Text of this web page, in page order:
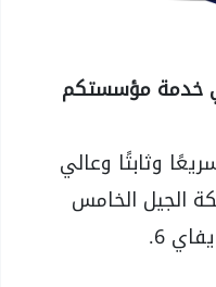
خدمة مؤسستكم
وثابتًا وعالي
الجيل الخامس
6.